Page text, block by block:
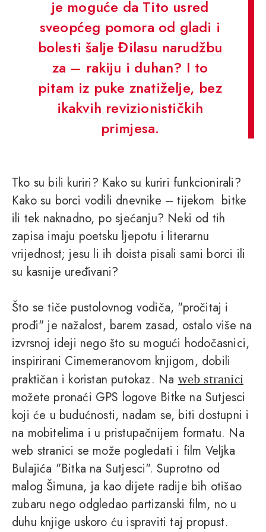
je moguće da Tito usred
sveopćeg pomora od gladi i
bolesti šalje Đilasu narudžbu
za – rakiju i duhan? I to
pitam iz puke znatiželje, bez
ikakvih revizionističkih
primjesa.
Tko su bili kuriri? Kako su kuriri funkcionirali?
Kako su borci vodili dnevnike – tijekom bitke
ili tek naknadno, po sjećanju? Neki od tih
zapisa imaju poetsku ljepotu i literarnu
vrijednost; jesu li ih doista pisali sami borci ili
su kasnije uređivani?
Što se tiče pustolovnog vodiča, "pročitaj i
prođi" je nažalost, barem zasad, ostalo više na
izvrsnoj ideji nego što su mogući hodočasnici,
inspirirani Cimemeranovom knjigom, dobili
praktičan i koristan putokaz. Naweb stranici
možete pronaći GPS logove Bitke na Sutjesci
koji će u budućnosti, nadam se, biti dostupni i
na mobitelima i u pristupačnijem formatu. Na
web stranici se može pogledati i film Veljka
Bulajića "Bitka na Sutjesci". Suprotno od
malog Šimuna, ja kao dijete radije bih otišao
zubaru nego odgledao partizanski film, no u
duhu knjige uskoro ću ispraviti taj propust.